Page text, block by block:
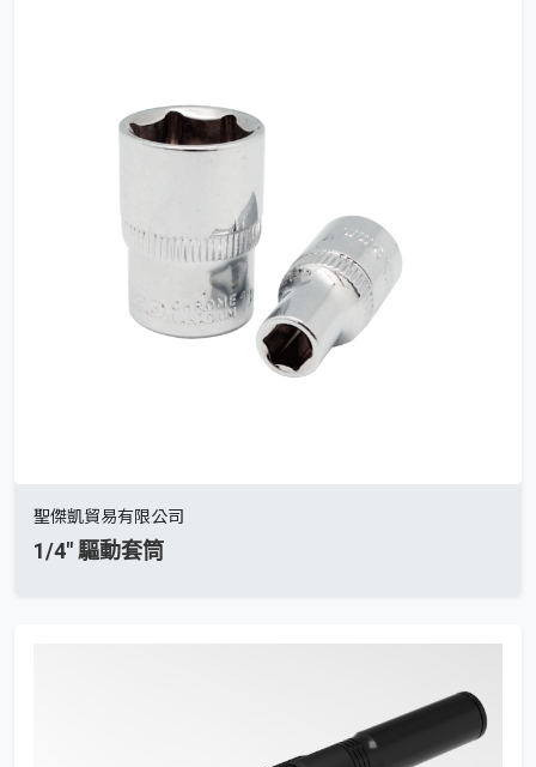
聖傑凱貿易有限公司
1/4" 驅動套筒